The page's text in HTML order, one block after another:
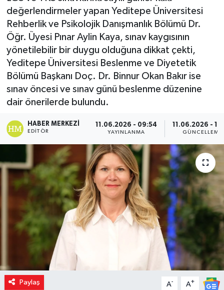
değerlendirmeler yapan Yeditepe Üniversitesi
Rehberlik ve Psikolojik Danışmanlık Bölümü Dr.
Öğr. Üyesi Pınar Aylin Kaya, sınav kaygısının
yönetilebilir bir duygu olduğuna dikkat çekti,
Yeditepe Üniversitesi Beslenme ve Diyetetik
Bölümü Başkanı Doç. Dr. Binnur Okan Bakır ise
sınav öncesi ve sınav günü beslenme düzenine
dair önerilerde bulundu.
HABER MERKEZI
EDITÖR
11.06.2026 - 09:54
YAYINLANMA
11.06.2026 -
GÜNCELLEME
Paylaş A- A+
Son Dakika Haberleri
Haber Arşivi